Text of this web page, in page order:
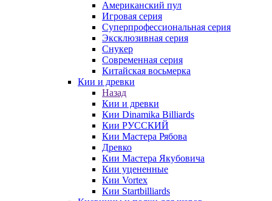
Американский пул
Игровая серия
Суперпрофессиональная серия
Эксклюзивная серия
Снукер
Современная серия
Китайская восьмерка
Кии и древки
Назад
Кии и древки
Кии Dinamika Billiards
Кии РУССКИЙ
Кии Мастера Рябова
Древко
Кии Мастера Якубовича
Кии уцененные
Кии Vortex
Кии Startbilliards